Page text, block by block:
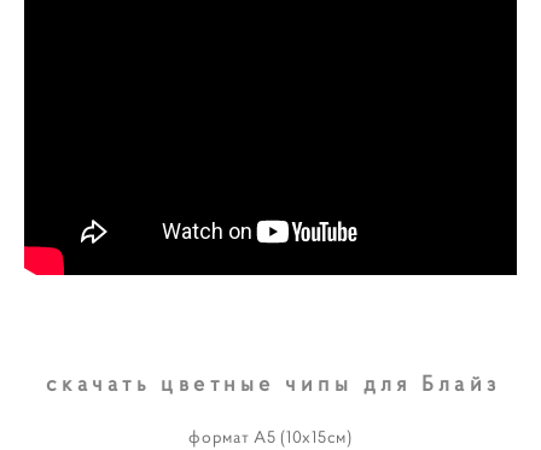
скачать цветные чипы для Блайз
формат А5 (10х15см)